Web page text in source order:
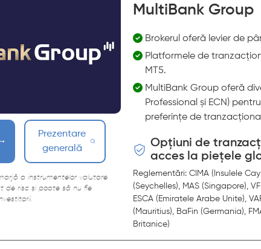
Prezentare
generală
a instrumentelor valutare
de risc și poate să nu fie
MultiBank Group
Brokerul oferă levier de
Platformele de
MT5.
MultiBank Group oferă
Professional și ECN)
preferințe de
Opțiuni de
acces la piețele
Reglementări: CIMA (Insulele
(Seychelles), MAS (Singapore),
ESCA (Emiratele Arabe Unite),
(Mauritius), BaFin (Germania),
Britanice)